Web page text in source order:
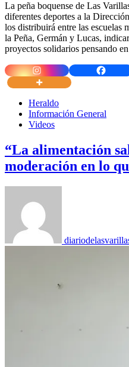
La peña boquense de Las
diferentes deportes a la
los distribuirá entre las escuelas
la Peña, Germán y Lucas,
proyectos solidarios pensando
Heraldo
Información General
Videos
“La alimentación
moderación en lo